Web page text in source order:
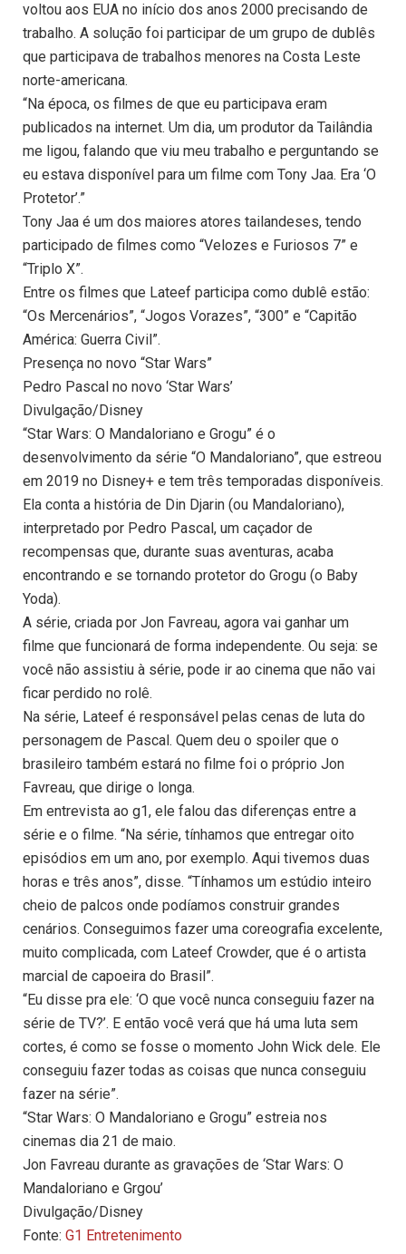
voltou aos EUA no início dos anos 2000 precisando de
trabalho. A solução foi participar de um grupo de dublês
que participava de trabalhos menores na Costa Leste
norte-americana.
“Na época, os filmes de que eu participava eram
publicados na internet. Um dia, um produtor da Tailândia
me ligou, falando que viu meu trabalho e perguntando se
eu estava disponível para um filme com Tony Jaa. Era ‘O
Protetor’.”
Tony Jaa é um dos maiores atores tailandeses, tendo
participado de filmes como “Velozes e Furiosos 7” e
“Triplo X”.
Entre os filmes que Lateef participa como dublê estão:
“Os Mercenários”, “Jogos Vorazes”, “300” e “Capitão
América: Guerra Civil”.
Presença no novo “Star Wars”
Pedro Pascal no novo ‘Star Wars’
Divulgação/Disney
“Star Wars: O Mandaloriano e Grogu” é o
desenvolvimento da série “O Mandaloriano”, que estreou
em 2019 no Disney+ e tem três temporadas disponíveis.
Ela conta a história de Din Djarin (ou Mandaloriano),
interpretado por Pedro Pascal, um caçador de
recompensas que, durante suas aventuras, acaba
encontrando e se tornando protetor do Grogu (o Baby
Yoda).
A série, criada por Jon Favreau, agora vai ganhar um
filme que funcionará de forma independente. Ou seja: se
você não assistiu à série, pode ir ao cinema que não vai
ficar perdido no rolê.
Na série, Lateef é responsável pelas cenas de luta do
personagem de Pascal. Quem deu o spoiler que o
brasileiro também estará no filme foi o próprio Jon
Favreau, que dirige o longa.
Em entrevista ao g1, ele falou das diferenças entre a
série e o filme. “Na série, tínhamos que entregar oito
episódios em um ano, por exemplo. Aqui tivemos duas
horas e três anos”, disse. “Tínhamos um estúdio inteiro
cheio de palcos onde podíamos construir grandes
cenários. Conseguimos fazer uma coreografia excelente,
muito complicada, com Lateef Crowder, que é o artista
marcial de capoeira do Brasil”.
“Eu disse pra ele: ‘O que você nunca conseguiu fazer na
série de TV?’. E então você verá que há uma luta sem
cortes, é como se fosse o momento John Wick dele. Ele
conseguiu fazer todas as coisas que nunca conseguiu
fazer na série”.
“Star Wars: O Mandaloriano e Grogu” estreia nos
cinemas dia 21 de maio.
Jon Favreau durante as gravações de ‘Star Wars: O
Mandaloriano e Grgou’
Divulgação/Disney
Fonte: G1 Entretenimento